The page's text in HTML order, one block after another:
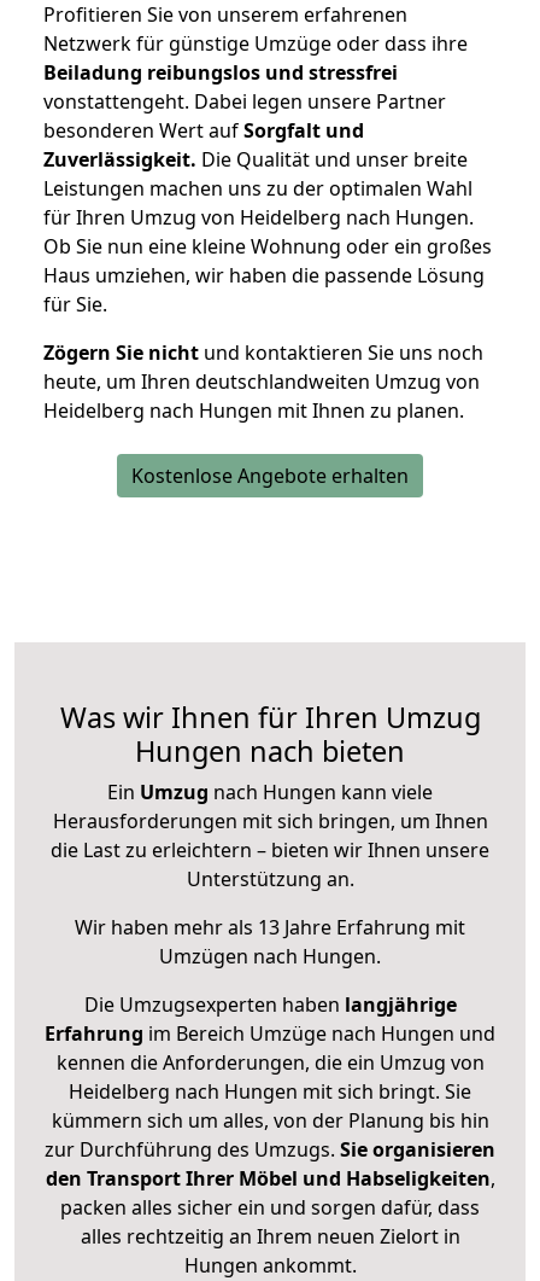
Profitieren Sie von unserem erfahrenen
Netzwerk für günstige Umzüge oder dass ihre
Beiladung reibungslos und stressfrei
vonstattengeht. Dabei legen unsere Partner
besonderen Wert aufSorgfalt und
Zuverlässigkeit. Die Qualität und unser breite
Leistungen machen uns zu der optimalen Wahl
für Ihren Umzug von Heidelberg nach Hungen.
Ob Sie nun eine kleine Wohnung oder ein großes
Haus umziehen, wir haben die passende Lösung
für Sie.
Zögern Sie nicht und kontaktieren Sie uns noch
heute, um Ihren deutschlandweiten Umzug von
Heidelberg nach Hungen mit Ihnen zu planen.
Kostenlose Angebote erhalten
Was wir Ihnen für Ihren Umzug
Hungen nach bieten
Ein Umzug nach Hungen kann viele
Herausforderungen mit sich bringen, um Ihnen
die Last zu erleichtern – bieten wir Ihnen unsere
Unterstützung an.
Wir haben mehr als 13 Jahre Erfahrung mit
Umzügen nach Hungen.
Die Umzugsexperten haben langjährige
Erfahrung im Bereich Umzüge nach Hungen und
kennen die Anforderungen, die ein Umzug von
Heidelberg nach Hungen mit sich bringt. Sie
kümmern sich um alles, von der Planung bis hin
zur Durchführung des Umzugs. Sie organisieren
den Transport Ihrer Möbel und Habseligkeiten,
packen alles sicher ein und sorgen dafür, dass
alles rechtzeitig an Ihrem neuen Zielort in
Hungen ankommt.